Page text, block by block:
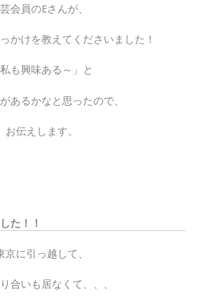
会員のEさんが、
かけを教えてくださいました！
も興味ある～」と
あるかなと思ったので、
伝えします。
た！！
に引っ越して、
合いも居なくて、、、